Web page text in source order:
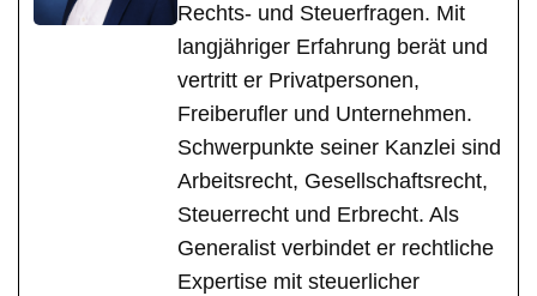
Rechts- und Steuerfragen. Mit
langjähriger Erfahrung berät und
vertritt er Privatpersonen,
Freiberufler und Unternehmen.
Schwerpunkte seiner Kanzlei sind
Arbeitsrecht, Gesellschaftsrecht,
Steuerrecht und Erbrecht. Als
Generalist verbindet er rechtliche
Expertise mit steuerlicher